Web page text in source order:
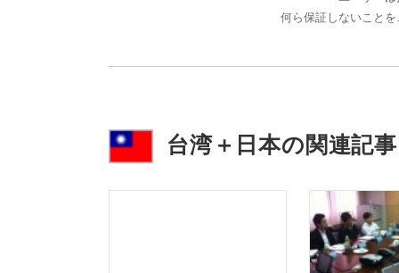
何ら保証しないこと
台湾＋日本の関連記事